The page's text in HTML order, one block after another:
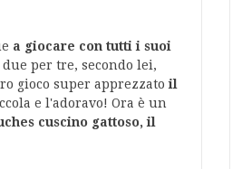
a giocare con tutti i suoi
per tre, secondo lei,
gioco super apprezzato il
e l'adoravo! Ora è un
cuscino gattoso, il